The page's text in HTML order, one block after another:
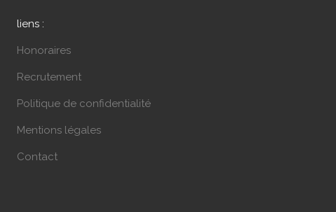
liens :
Honoraires
Recrutement
Politique de confidentialité
Mentions légales
Contact